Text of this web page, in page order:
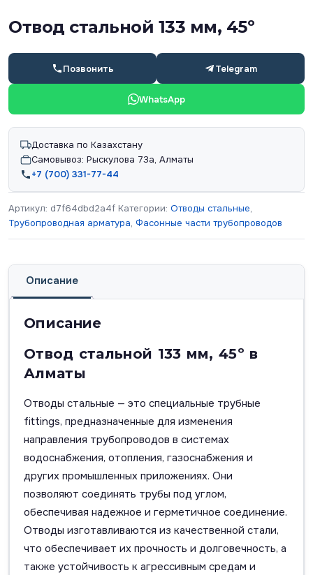
Отвод стальной 133 мм, 45º
Позвонить Telegram
WhatsApp
Доставка по Казахстану
Самовывоз: Рыскулова 73а, Алматы
+7 (700) 331-77-44
Артикул: d7f64dbd2a4f Категории: Отводы стальные,
Трубопроводная арматура, Фасонные части трубопроводов
Описание
Описание
Отвод стальной 133 мм, 45º в
Алматы
Отводы стальные — это специальные трубные
fittings, предназначенные для изменения
направления трубопроводов в системах
водоснабжения, отопления, газоснабжения и
других промышленных приложениях. Они
позволяют соединять трубы под углом,
обеспечивая надежное и герметичное соединение.
Отводы изготавливаются из качественной стали,
что обеспечивает их прочность и долговечность, а
также устойчивость к агрессивным средам и